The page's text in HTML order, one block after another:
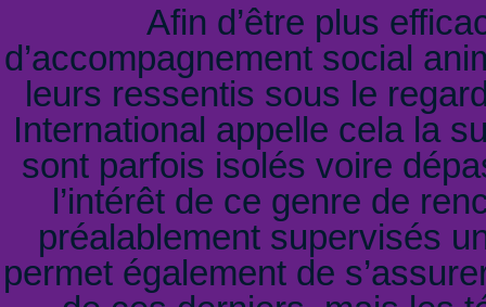
Afin d’être plus
d’accompagnement social
leurs ressentis sous le
International appelle cela la
sont parfois isolés voire
l’intérêt de ce genre de
préalablement supervisés
permet également de